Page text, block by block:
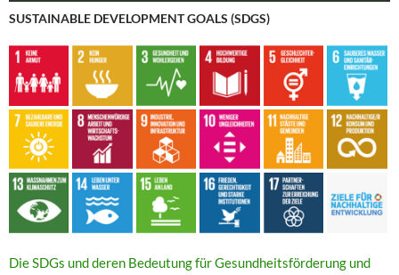
SUSTAINABLE DEVELOPMENT GOALS (SDGS)
Die SDGs und deren Bedeutung für Gesundheitsförderung und